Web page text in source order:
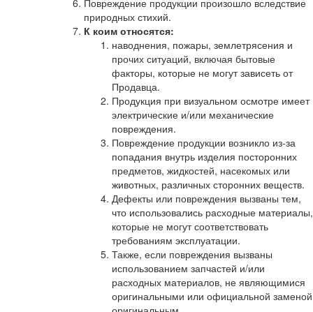
природных стихий.
К коим относятся:
наводнения, пожары, землетрясения и
прочих ситуаций, включая бытовые
факторы, которые не могут зависеть от
Продавца.
Продукция при визуальном осмотре имеет
электрические и/или механические
повреждения.
Повреждение продукции возникло из-за
попадания внутрь изделия посторонних
предметов, жидкостей, насекомых или
животных, различных сторонних веществ.
Дефекты или повреждения вызваны тем,
что использовались расходные материалы,
которые не могут соответствовать
требованиям эксплуатации.
Также, если повреждения вызваны
использованием запчастей и/или
расходных материалов, не являющимися
оригинальными или официальной заменой